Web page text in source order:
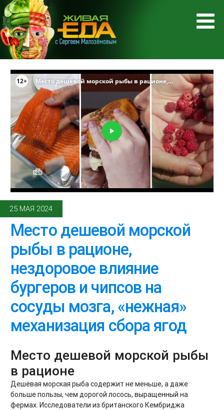
25 МАЯ 2024
Место дешевой морской
рыбы в рационе,
нездоровое влияние
бургеров и чипсов на
сосуды мозга, «нежная»
механизация сбора ягод
Место дешевой морской рыбы
в рационе
Дешёвая морская рыба содержит не меньше, а даже
больше пользы, чем дорогой лосось, выращенный на
фермах. Исследователи из британского Кембриджа